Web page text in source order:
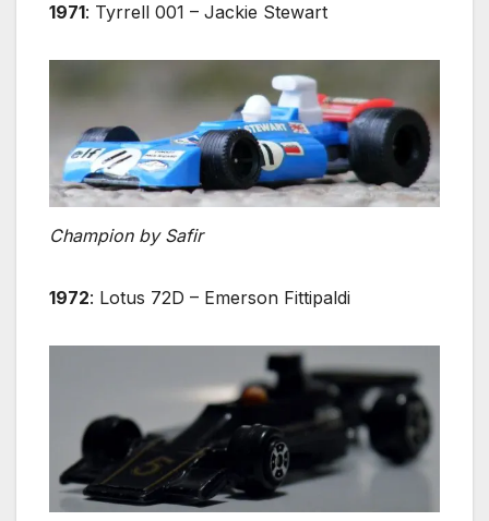
1971: Tyrrell 001 – Jackie Stewart
Champion by Safir
1972: Lotus 72D – Emerson Fittipaldi